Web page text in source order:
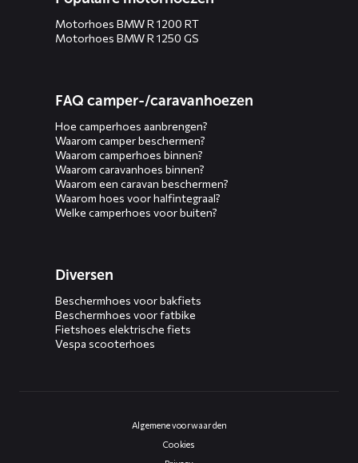
Motorhoes BMW R 1200 RT
Motorhoes BMW R 1250 GS
FAQ camper-/caravanhoezen
Hoe camperhoes aanbrengen?
Waarom camper beschermen?
Waarom camperhoes binnen?
Waarom caravanhoes binnen?
Waarom een caravan beschermen?
Waarom hoes voor halfintegraal?
Welke camperhoes voor buiten?
Diversen
Beschermhoes voor bakfiets
Beschermhoes voor fatbike
Fietshoes elektrische fiets
Vespa scooterhoes
Algemene voorwaarden
Cookies